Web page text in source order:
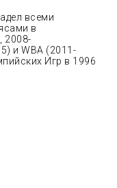
всеми
в
2008-
и WBA (2011-
Игр в 1996